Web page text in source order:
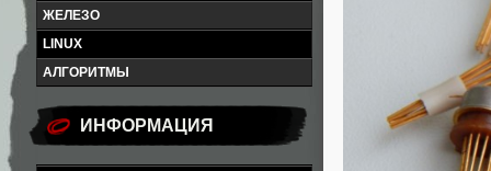
ЖЕЛЕЗО
LINUX
АЛГОРИТМЫ
ИНФОРМАЦИЯ